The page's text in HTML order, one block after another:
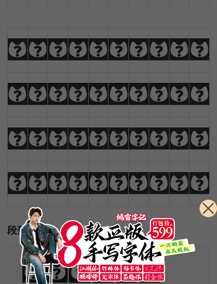
0123456789
!@#$%^&*()
_+-={}|[]?
:;"'<>,./\
段落样例
Sphinx